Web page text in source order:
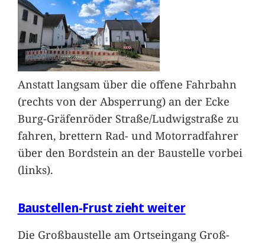
Anstatt langsam über die offene Fahrbahn
(rechts von der Absperrung) an der Ecke
Burg-Gräfenröder Straße/Ludwigstraße zu
fahren, brettern Rad- und Motorradfahrer
über den Bordstein an der Baustelle vorbei
(links).
Baustellen-Frust zieht weiter
Die Großbaustelle am Ortseingang Groß-